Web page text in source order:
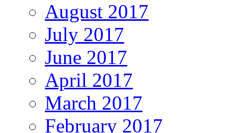
August 2017
July 2017
June 2017
April 2017
March 2017
February 2017